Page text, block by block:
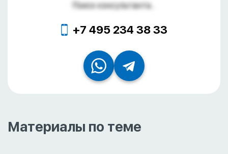
Поиск консультанта...
+7 495 234 38 33
Материалы по теме